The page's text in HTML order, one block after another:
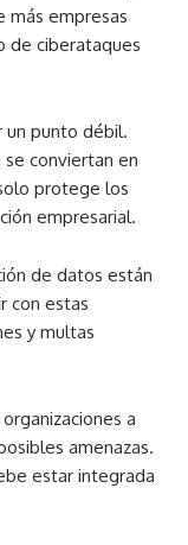
más empresas
de ciberataques
un punto débil.
conviertan en
protege los
empresarial.
de datos están
con estas
y multas
a
amenazas.
estar integrada